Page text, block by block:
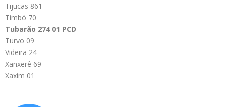
Tijucas 861
Timbó 70
Tubarão 274 01 PCD
Turvo 09
Videira 24
Xanxerê 69
Xaxim 01